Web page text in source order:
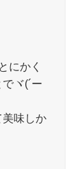
にかく
ヾ(´ー
味しか